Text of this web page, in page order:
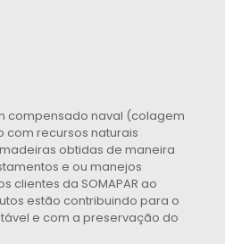
compensado naval (colagem
com recursos naturais
obtidas de maneira
e ou manejos
clientes da SOMAPAR ao
estão contribuindo para o
e com a preservação do